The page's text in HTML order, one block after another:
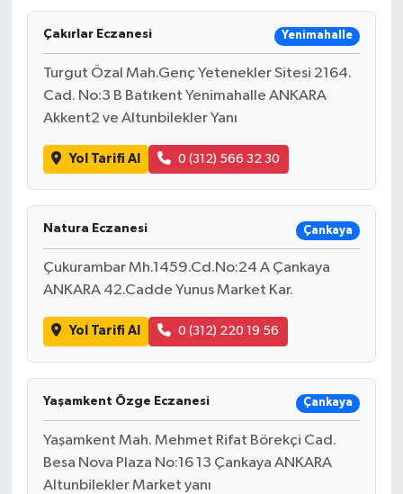
Çakırlar Eczanesi Yenimahalle
Turgut Özal Mah.Genç Yetenekler Sitesi 2164.
Cad. No:3 B Batıkent Yenimahalle ANKARA
Akkent2 ve Altunbilekler Yanı
Yol Tarifi Al 0 (312) 566 32 30
Natura Eczanesi Çankaya
Çukurambar Mh.1459.Cd.No:24 A Çankaya
ANKARA 42.Cadde Yunus Market Kar.
Yol Tarifi Al 0 (312) 220 19 56
Yaşamkent Özge Eczanesi Çankaya
Yaşamkent Mah. Mehmet Rifat Börekçi Cad.
Besa Nova Plaza No:16 13 Çankaya ANKARA
Altunbilekler Market yanı